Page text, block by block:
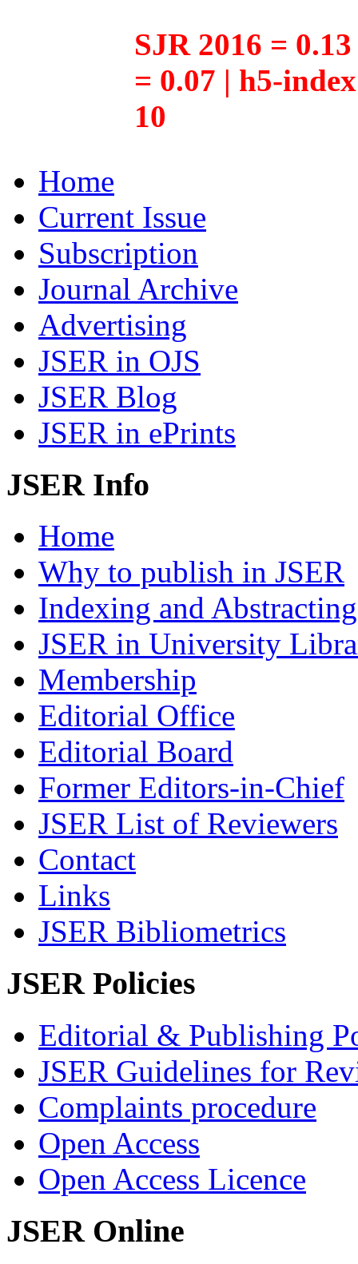
SJR 2016 =
= 0.07 | h5-
10
Home
Current Issue
Subscription
Journal Archive
Advertising
JSER in OJS
JSER Blog
JSER in ePrints
JSER Info
Home
Why to publish in JSER
Indexing and Abstracting
JSER in University
Membership
Editorial Office
Editorial Board
Former Editors-in-Chief
JSER List of Reviewers
Contact
Links
JSER Bibliometrics
JSER Policies
Editorial & Publishing
JSER Guidelines for
Complaints procedure
Open Access
Open Access Licence
JSER Online